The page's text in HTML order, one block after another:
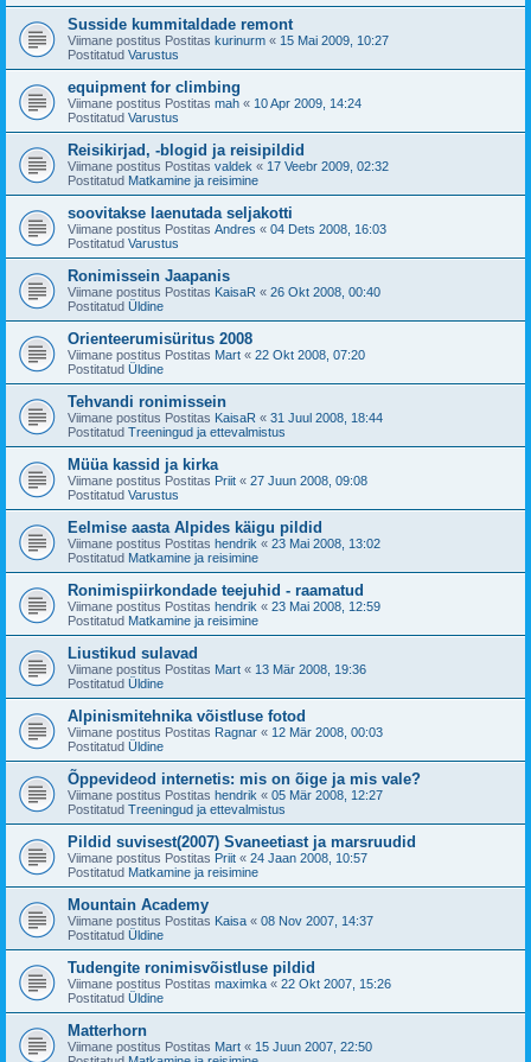
Susside kummitaldade remont
Viimane postitus Postitas kurinurm « 15 Mai 2009, 10:27
Postitatud Varustus
equipment for climbing
Viimane postitus Postitas mah « 10 Apr 2009, 14:24
Postitatud Varustus
Reisikirjad, -blogid ja reisipildid
Viimane postitus Postitas valdek « 17 Veebr 2009, 02:32
Postitatud Matkamine ja reisimine
soovitakse laenutada seljakotti
Viimane postitus Postitas Andres « 04 Dets 2008, 16:03
Postitatud Varustus
Ronimissein Jaapanis
Viimane postitus Postitas KaisaR « 26 Okt 2008, 00:40
Postitatud Üldine
Orienteerumisüritus 2008
Viimane postitus Postitas Mart « 22 Okt 2008, 07:20
Postitatud Üldine
Tehvandi ronimissein
Viimane postitus Postitas KaisaR « 31 Juul 2008, 18:44
Postitatud Treeningud ja ettevalmistus
Müüa kassid ja kirka
Viimane postitus Postitas Priit « 27 Juun 2008, 09:08
Postitatud Varustus
Eelmise aasta Alpides käigu pildid
Viimane postitus Postitas hendrik « 23 Mai 2008, 13:02
Postitatud Matkamine ja reisimine
Ronimispiirkondade teejuhid - raamatud
Viimane postitus Postitas hendrik « 23 Mai 2008, 12:59
Postitatud Matkamine ja reisimine
Liustikud sulavad
Viimane postitus Postitas Mart « 13 Mär 2008, 19:36
Postitatud Üldine
Alpinismitehnika võistluse fotod
Viimane postitus Postitas Ragnar « 12 Mär 2008, 00:03
Postitatud Üldine
Õppevideod internetis: mis on õige ja mis vale?
Viimane postitus Postitas hendrik « 05 Mär 2008, 12:27
Postitatud Treeningud ja ettevalmistus
Pildid suvisest(2007) Svaneetiast ja marsruudid
Viimane postitus Postitas Priit « 24 Jaan 2008, 10:57
Postitatud Matkamine ja reisimine
Mountain Academy
Viimane postitus Postitas Kaisa « 08 Nov 2007, 14:37
Postitatud Üldine
Tudengite ronimisvõistluse pildid
Viimane postitus Postitas maximka « 22 Okt 2007, 15:26
Postitatud Üldine
Matterhorn
Viimane postitus Postitas Mart « 15 Juun 2007, 22:50